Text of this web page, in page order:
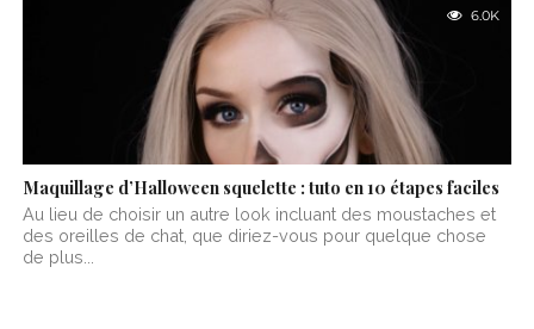
6.0K
Maquillage d’Halloween squelette : tuto en 10 étapes faciles
Au lieu de choisir un autre look incluant des moustaches et
des oreilles de chat, que diriez-vous pour quelque chose
de plus...